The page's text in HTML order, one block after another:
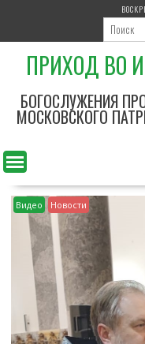
р
с
о
ПРИХОД ВО
БОГОСЛУЖЕНИЯ
МОСКОВСКОГО
Видео Новости